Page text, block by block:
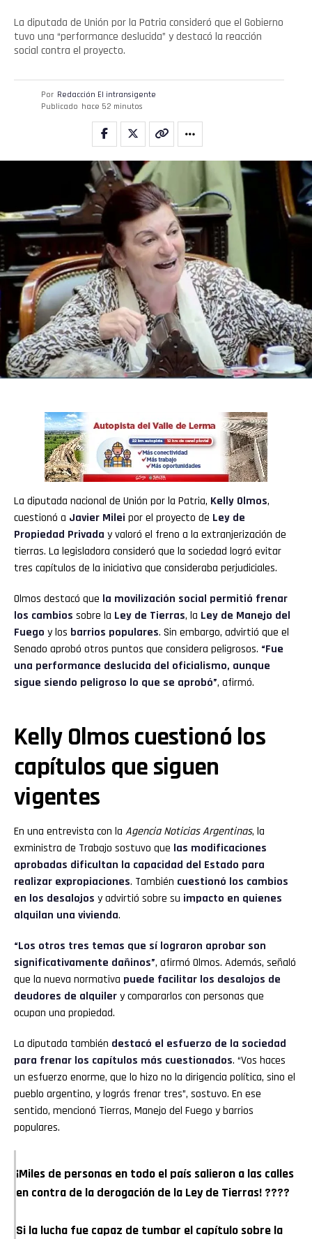
La diputada de Unión por la Patria consideró que el Gobierno
tuvo una “performance deslucida” y destacó la reacción
social contra el proyecto.
Por Redacción El intransigente
Publicado hace 52 minutos
La diputada nacional de Unión por la Patria, Kelly Olmos,
cuestionó a Javier Milei por el proyecto de Ley de
Propiedad Privada y valoró el freno a la extranjerización de
tierras. La legisladora consideró que la sociedad logró evitar
tres capítulos de la iniciativa que consideraba perjudiciales.
Olmos destacó que la movilización social permitió frenar
los cambios sobre la Ley de Tierras, la Ley de Manejo del
Fuego y los barrios populares. Sin embargo, advirtió que el
Senado aprobó otros puntos que considera peligrosos. “Fue
una performance deslucida del oficialismo, aunque
sigue siendo peligroso lo que se aprobó”, afirmó.
Kelly Olmos cuestionó los
capítulos que siguen
vigentes
En una entrevista con la Agencia Noticias Argentinas, la
exministra de Trabajo sostuvo que las modificaciones
aprobadas dificultan la capacidad del Estado para
realizar expropiaciones. También cuestionó los cambios
en los desalojos y advirtió sobre su impacto en quienes
alquilan una vivienda.
“Los otros tres temas que sí lograron aprobar son
significativamente dañinos”, afirmó Olmos. Además, señaló
que la nueva normativa puede facilitar los desalojos de
deudores de alquilery compararlos con personas que
ocupan una propiedad.
La diputada también destacó el esfuerzo de la sociedad
para frenar los capítulos más cuestionados. “Vos haces
un esfuerzo enorme, que lo hizo no la dirigencia política, sino el
pueblo argentino, y lográs frenar tres”, sostuvo. En ese
sentido, mencionó Tierras, Manejo del Fuego y barrios
populares.
¡Miles de personas en todo el país salieron a las calles
en contra de la derogación de la Ley de Tierras! ????
Si la lucha fue capaz de tumbar el capítulo sobre la